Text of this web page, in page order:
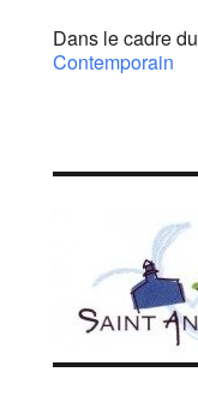
Dans le cadre du
Contemporain